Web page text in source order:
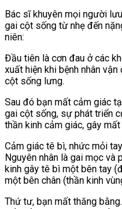
Bác sĩ khuyên mọi người
gai cột sống từ nhẹ đến
niên:
Đầu tiên là cơn đau ở các
xuất hiện khi bệnh nhân
cột sống lưng.
Sau đó bạn mất cảm giác
gai cột sống, sự phát triển
thần kinh cảm giác, gây
Cảm giác tê bì, nhức mỏi
Nguyên nhân là gai mọc và
kinh gây tê bì một bên tay
một bên chân (thần kinh
Thứ tư, bạn mất thăng